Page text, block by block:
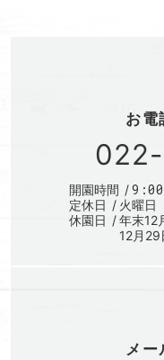
お電
開園時間
定休日
火曜日
休園日
年末12
12月29
メー